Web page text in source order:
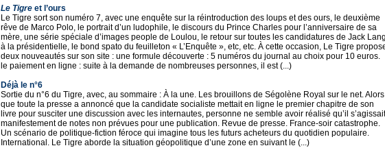
Le Tigre et l’ours
Le Tigre sort son numéro 7, avec une enquête sur la réintroduction des loups et des ours, le deuxième
rêve de Marco Polo, le portrait d’un ludophile, le discours du Prince Charles pour l’anniversaire de sa
mère, une série spéciale d’images people de Loulou, le retour sur toutes les candidatures de Jack Lang
à la présidentielle, le bond spato du feuilleton « L’Enquête », etc, etc. À cette occasion, Le Tigre
deux nouveautés sur son site : une formule découverte : 5 numéros du journal au choix pour 10 euros.
le paiement en ligne : suite à la demande de nombreuses personnes, il est (...)
Déjà le n°6
Sortie du n°6 du Tigre, avec, au sommaire : À la une. Les brouillons de Ségolène Royal sur le net. Alors
que toute la presse a annoncé que la candidate socialiste mettait en ligne le premier chapitre de son
livre pour susciter une discussion avec les internautes, personne ne semble avoir réalisé qu’il s’agissait
manifestement de notes non prévues pour une publication. Revue de presse. France-soir catastrophe.
Un scénario de politique-fiction féroce qui imagine tous les futurs acheteurs du quotidien populaire.
International. Le Tigre aborde la situation géopolitique d’une zone en suivant le (...)